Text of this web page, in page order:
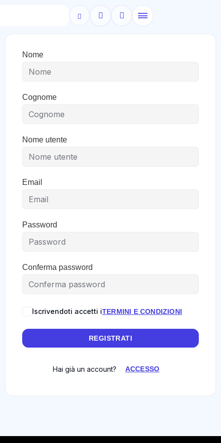
Nome
Cognome
Nome utente
Email
Password
Conferma password
Iscrivendoti accetti iTERMINI E CONDIZIONI
REGISTRATI
Hai già un account? ACCESSO